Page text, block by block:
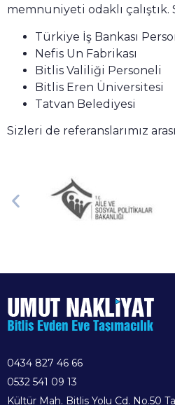
memnuniyeti odaklı
Türkiye İş Bankası
Nefis Un Fabrikası
Bitlis Valiliği Personeli
Bitlis Eren Üniversitesi
Tatvan Belediyesi
Sizleri de referanslarımız
0434 827 46 66
0532 541 09 13
Kültür Mah. Bitlis Yolu Cd. No.50